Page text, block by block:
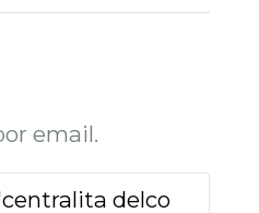
email.